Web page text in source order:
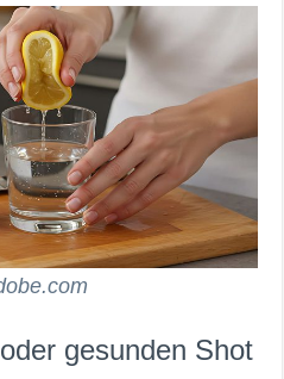
gesunden Shot